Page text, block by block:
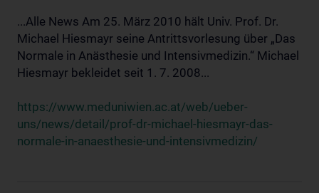
...Alle News Am 25. März 2010 hält Univ. Prof. Dr.
Michael Hiesmayr seine Antrittsvorlesung über „Das
Normale in Anästhesie und Intensivmedizin.“ Michael
Hiesmayr bekleidet seit 1. 7. 2008...
https://www.meduniwien.ac.at/web/ueber-
uns/news/detail/prof-dr-michael-hiesmayr-das-
normale-in-anaesthesie-und-intensivmedizin/